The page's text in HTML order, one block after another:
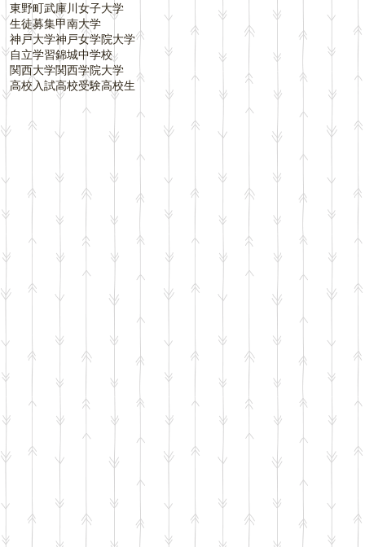
東野町武庫川女子大学
生徒募集甲南大学
神戸大学神戸女学院大学
自立学習錦城中学校
関西大学関西学院大学
高校入試高校受験高校生